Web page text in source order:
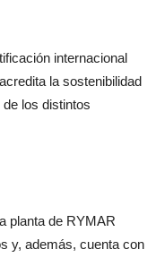
internacional
la sostenibilidad
los distintos
planta de RYMAR
y, además, cuenta con